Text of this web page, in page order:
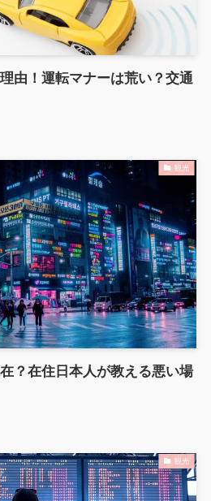
由！運転マナーは荒い？交通
観光
？在住日本人が教える悪い場
観光